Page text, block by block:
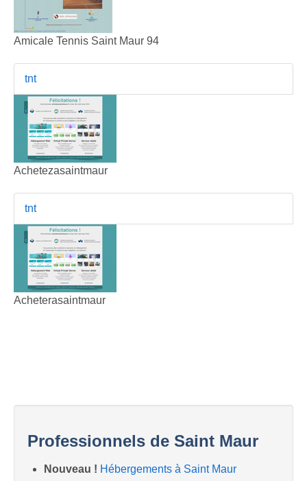
Amicale Tennis Saint Maur 94
tnt
Achetezasaintmaur
tnt
Acheterasaintmaur
Professionnels de Saint Maur
Nouveau ! Hébergements à Saint Maur